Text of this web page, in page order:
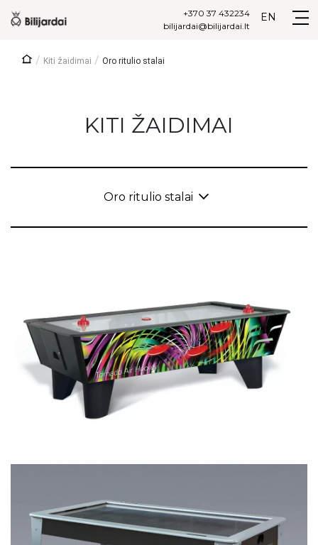
+370 37 432234
bilijardai@bilijardai.lt
EN
/ Kiti žaidimai / Oro ritulio stalai
KITI ŽAIDIMAI
Oro ritulio stalai